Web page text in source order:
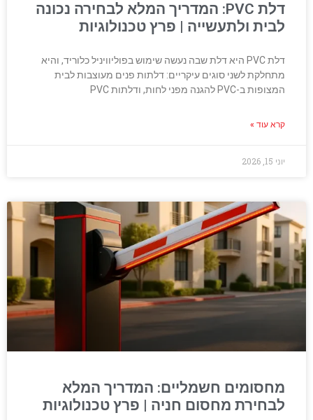
דלת PVC: המדריך המלא לבחירה נכונה
לבית ולתעשייה | פרץ טכנולוגיות
דלת PVC היא דלת שבה נעשה שימוש בפוליוויניל כלוריד, והיא
מתחלקת לשני סוגים עיקריים: דלתות פנים מעוצבות לבית
המצופות ב-PVC להגנה מפני לחות, ודלתות PVC
קרא עוד »
יוני 15, 2026
מחסומים חשמליים: המדריך המלא
לבחירת מחסום חניה | פרץ טכנולוגיות